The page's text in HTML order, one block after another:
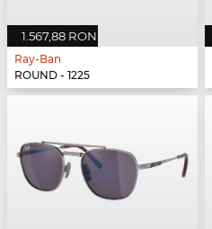
1.567,88 RON
Ray-Ban
ROUND - 1225